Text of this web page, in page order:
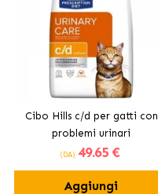
Cibo Hills c/d per gatti con
problemi urinari
(DA) 49.65 €
Aggiungi